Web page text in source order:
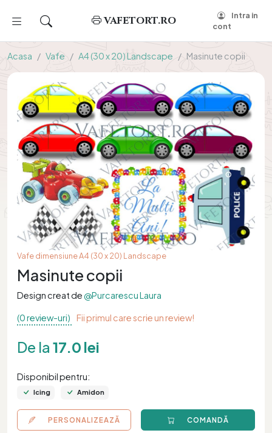
VAFETORT.RO
Intra in
cont
Acasa Vafe A4 (30 x 20) Landscape Masinute copii
Vafe dimensiune A4 (30 x 20) Landscape
Masinute copii
Design creat de@Purcarescu Laura
(0 review-uri) Fii primul care scrie un review!
De la 17.0 lei
Disponibil pentru:
Icing Amidon
PERSONALIZEAZĂ COMANDĂ